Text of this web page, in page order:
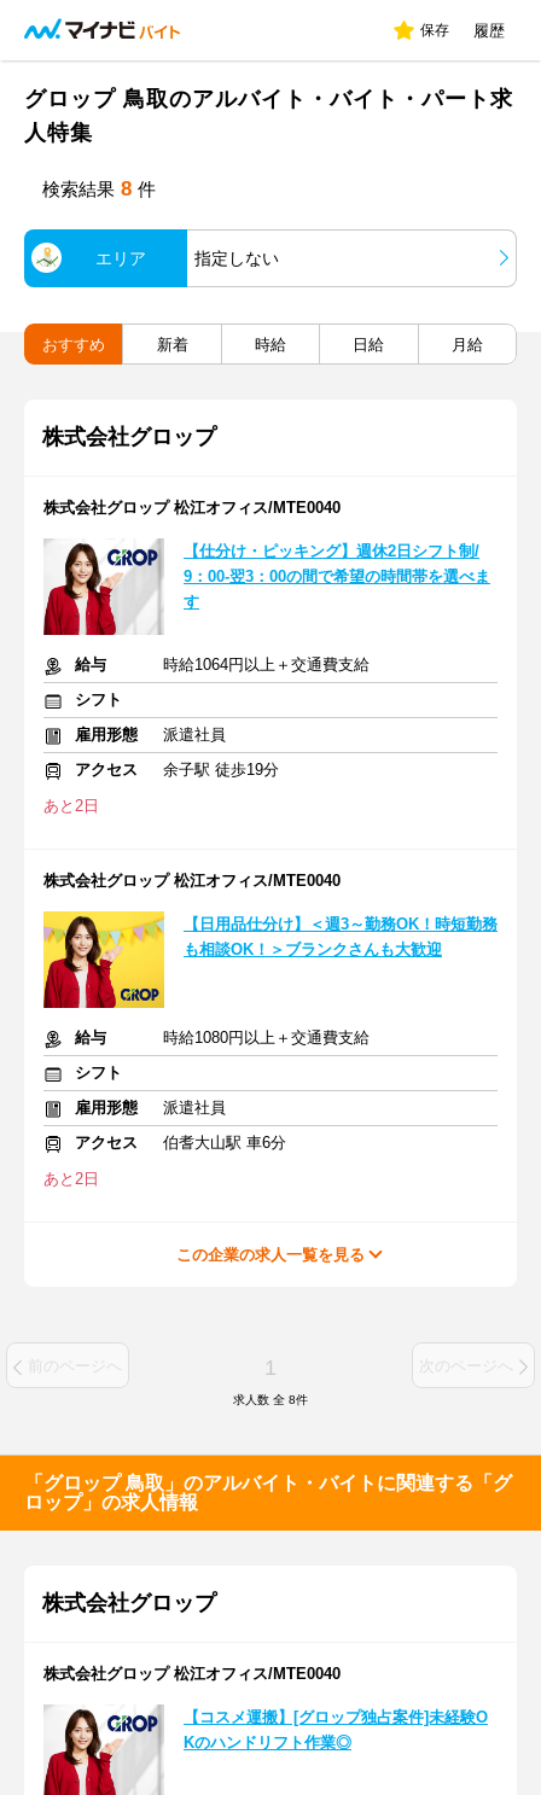
保存 履歴
グロップ 鳥取のアルバイト・バイト・パート求
人特集
検索結果 8 件
エリア 指定しない
おすすめ 新着 時給 日給 月給
株式会社グロップ
株式会社グロップ 松江オフィス/MTE0040
【仕分け・ピッキング】週休2日シフト制/
9：00-翌3：00の間で希望の時間帯を選べま
す
給与
時給1064円以上＋交通費支給
シフト
雇用形態
派遣社員
アクセス
余子駅 徒歩19分
あと2日
株式会社グロップ 松江オフィス/MTE0040
【日用品仕分け】＜週3～勤務OK！時短勤務
も相談OK！＞ブランクさんも大歓迎
給与
時給1080円以上＋交通費支給
シフト
雇用形態
派遣社員
アクセス
伯耆大山駅 車6分
あと2日
この企業の求人一覧を見る
前のページへ 1 次のページへ
求人数 全 8件
「グロップ 鳥取」のアルバイト・バイトに関連する「グ
ロップ」の求人情報
株式会社グロップ
株式会社グロップ 松江オフィス/MTE0040
【コスメ運搬】[グロップ独占案件]未経験O
Kのハンドリフト作業◎